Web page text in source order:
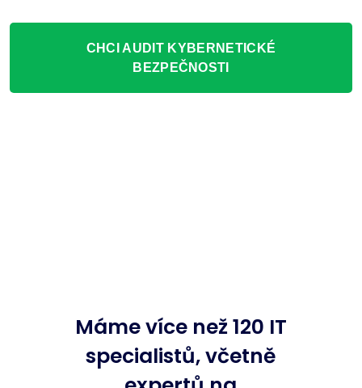
CHCI AUDIT KYBERNETICKÉ
BEZPEČNOSTI
Máme více než 120 IT
specialistů, včetně